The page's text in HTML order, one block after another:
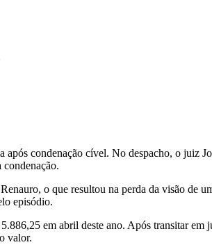
condenação cível. No despacho, o juiz
o que resultou na perda da visão de
episódio.
em abril deste ano. Após transitar em
valor.